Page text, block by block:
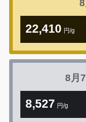
22,410 円/g
8月
8,527 円/g